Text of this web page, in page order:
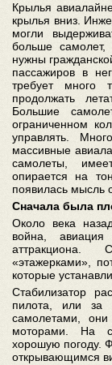
Крылья
крылья вниз.
могли
больше
нужны
пассажиров в
требует много
продолжать
Большие
ограниченном
управлять.
массивные
самолеты,
опирается на
появилась мысль
Сначала была
Около века
война,
аттракциона.
«этажерками»,
которые
Стабилизатор
пилота, или за
самолетами,
моторами. На
хорошую погоду.
открывающимся